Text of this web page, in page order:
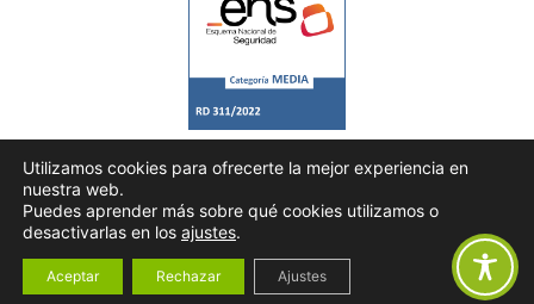
Todos los derechos © 2026 |
Política de Privacidad
|Aviso Legal| Política de Cookies
Utilizamos cookies para ofrecerte la mejor experiencia en
nuestra web.
Puedes aprender más sobre qué cookies utilizamos o
desactivarlas en los ajustes.
Aceptar Rechazar Ajustes